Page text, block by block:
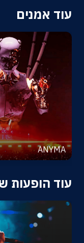
עוד אמנים
ANYMA
עוד הופעות